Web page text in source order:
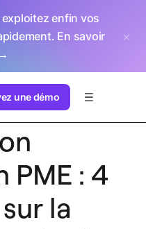
enfin vos
En savoir
une démo
PME : 4
la